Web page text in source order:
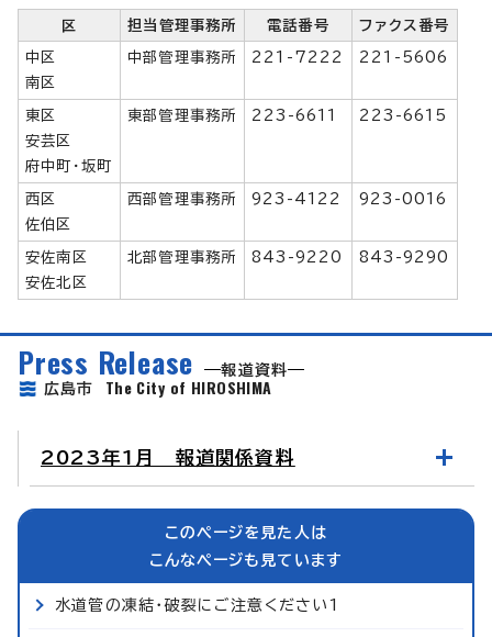
区 担当管理事務所 電話番号 ファクス番号
中区
南区
中部管理事務所 221-7222 221-5606
東区
安芸区
府中町・坂町
東部管理事務所 223-6611 223-6615
西区
佐伯区
西部管理事務所 923-4122 923-0016
安佐南区
安佐北区
北部管理事務所 843-9220 843-9290
Press Release
報道資料
広島市 The City of HIROSHIMA
2023年1月 報道関係資料
このページを見た人は
こんなページも見ています
水道管の凍結・破裂にご注意ください1